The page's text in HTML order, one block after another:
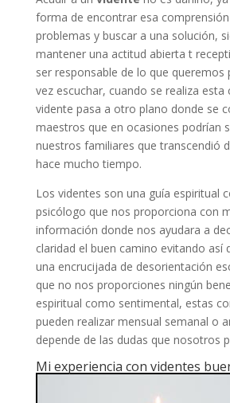
forma de encontrar esa
problemas y buscar a una solución,
mantener una actitud abierta t
ser responsable de lo que queremos
vez escuchar, cuando se realiza esta
vidente pasa a otro plano donde se
maestros que en ocasiones podrían
nuestros familiares que transcendió
hace mucho tiempo.
Los videntes son una guía espiritual
psicólogo que nos proporciona con
información donde nos ayudara a
claridad el buen camino evitando así
una encrucijada de desorientación
que no nos proporciones ningún
espiritual como sentimental, estas
pueden realizar mensual semanal o
depende de las dudas que nosotros
Mi experiencia con videntes